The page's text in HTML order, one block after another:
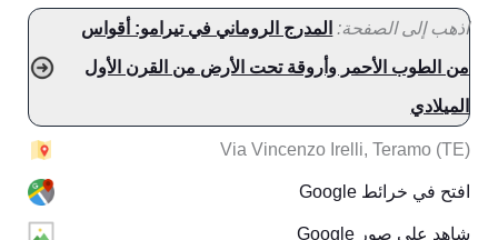
اذهب إلى الصفحة: المدرج الروماني في تيرامو: أقواس
من الطوب الأحمر وأروقة تحت الأرض من القرن الأول
الميلادي
Via Vincenzo Irelli, Teramo (TE)
افتح في خرائط Google
شاهد على صور Google